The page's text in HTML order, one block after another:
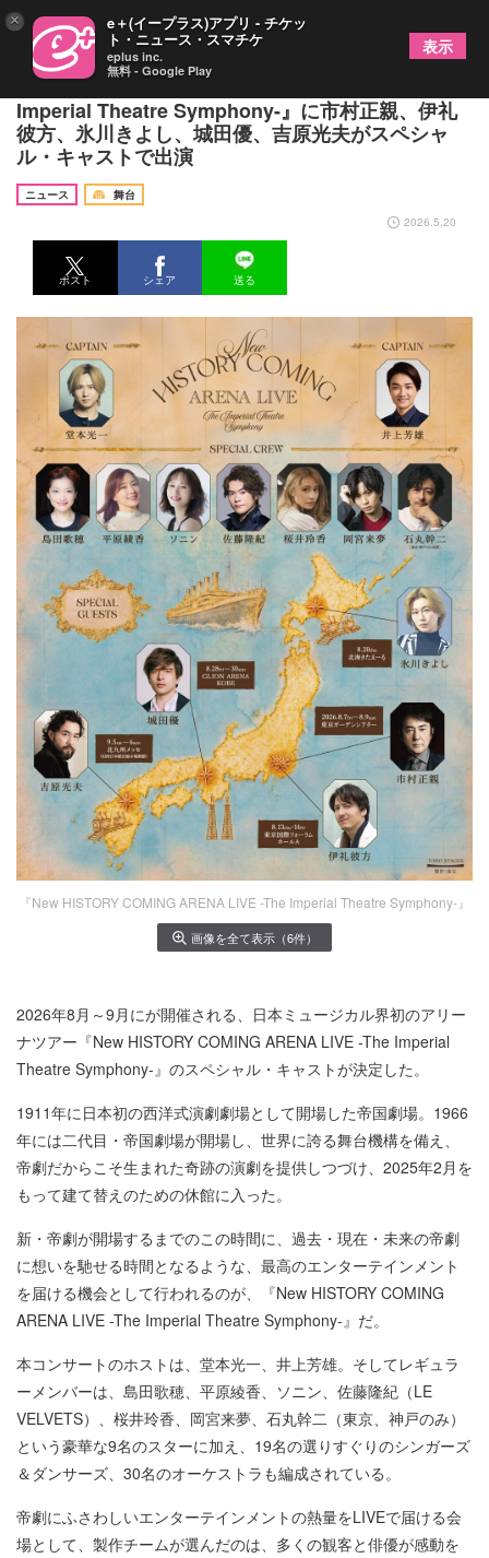
『New HISTORY COMING ARENA LIVE -The
Imperial Theatre Symphony-』に市村正親、伊礼
彼方、氷川きよし、城田優、吉原光夫がスペシャ
ル・キャストで出演
ニュース
舞台
2026.5.20
ポスト シェア 送る
『New HISTORY COMING ARENA LIVE -The Imperial Theatre Symphony-』
画像を全て表示（6件）
2026年8月～9月にが開催される、日本ミュージカル界初のアリー
ナツアー『New HISTORY COMING ARENA LIVE -The Imperial
Theatre Symphony-』のスペシャル・キャストが決定した。
1911年に日本初の西洋式演劇劇場として開場した帝国劇場。1966
年には二代目・帝国劇場が開場し、世界に誇る舞台機構を備え、
帝劇だからこそ生まれた奇跡の演劇を提供しつづけ、2025年2月を
もって建て替えのための休館に入った。
新・帝劇が開場するまでのこの時間に、過去・現在・未来の帝劇
に想いを馳せる時間となるような、最高のエンターテインメント
を届ける機会として行われるのが、『New HISTORY COMING
ARENA LIVE -The Imperial Theatre Symphony-』だ。
本コンサートのホストは、堂本光一、井上芳雄。そしてレギュラ
ーメンバーは、島田歌穂、平原綾香、ソニン、佐藤隆紀（LE
VELVETS）、桜井玲香、岡宮来夢、石丸幹二（東京、神戸のみ）
という豪華な9名のスターに加え、19名の選りすぐりのシンガーズ
＆ダンサーズ、30名のオーケストラも編成されている。
帝劇にふさわしいエンターテインメントの熱量をLIVEで届ける会
場として、製作チームが選んだのは、多くの観客と俳優が感動を
× e＋(イープラス)アプリ - チケッ
ト・ニュース・スマチケ
eplus inc.
無料 - Google Play
表示